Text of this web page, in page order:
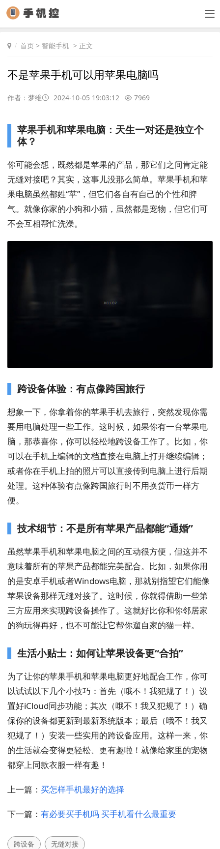
首页 > 智能手机 > 正文
不是苹果手机可以用苹果电脑吗
作者：梦维 2024-10-05 19:03:12 7969
苹果手机和苹果电脑：天生一对还是独立个
体？
你可能会想，既然都是苹果的产品，那它们之间肯定能
无缝对接吧？其实，这事儿没那么简单。苹果手机和苹
果电脑虽然都姓“苹”，但它们各自有自己的个性和脾
气。就像你家的小狗和小猫，虽然都是宠物，但它们可
不会互相帮忙洗澡。
跨设备体验：有点像跨国旅行
想象一下，你拿着你的苹果手机去旅行，突然发现你需
要用电脑处理一些工作。这时候，如果你有一台苹果电
脑，那恭喜你，你可以轻松地跨设备工作了。比如，你
可以在手机上编辑的文档直接在电脑上打开继续编辑；
或者你在手机上拍的照片可以直接传到电脑上进行后期
处理。这种体验有点像跨国旅行时不用换货币一样方
便。
技术细节：不是所有苹果产品都能“通婚”
虽然苹果手机和苹果电脑之间的互动很方便，但这并不
意味着所有的苹果产品都能完美配合。比如，如果你用
的是安卓手机或者Windows电脑，那就别指望它们能像
苹果设备那样无缝对接了。这时候，你就得借助一些第
三方应用来实现跨设备操作了。这就好比你和你邻居家
的狗玩得再好，也不可能让它帮你遛自家的猫一样。
生活小贴士：如何让苹果设备更“合拍”
为了让你的苹果手机和苹果电脑更好地配合工作，你可
以试试以下几个小技巧：首先（哦不！我犯规了！）设
置好iCloud同步功能；其次（哦不！我又犯规了！）确
保你的设备都更新到最新系统版本；最后（哦不！我又
犯规了！）安装一些实用的跨设备应用。这样一来，你
的生活就会变得更轻松、更有趣啦！就像给家里的宠物
都穿上同款衣服一样有趣！
上一篇： 买怎样手机最好的选择
下一篇： 有必要买手机吗 买手机看什么最重要
跨设备 无缝对接